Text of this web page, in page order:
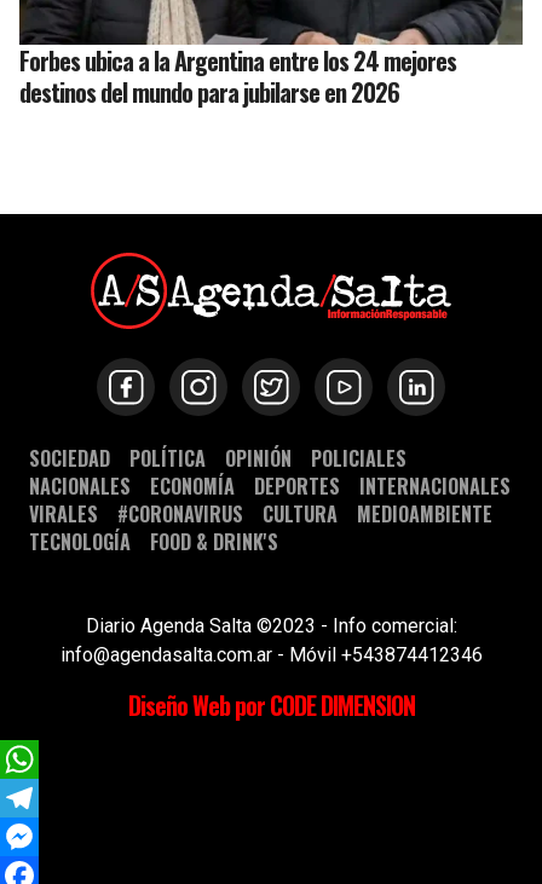
Forbes ubica a la Argentina entre los 24 mejores
destinos del mundo para jubilarse en 2026
SOCIEDAD POLÍTICA OPINIÓN
POLICIALES
NACIONALES
ECONOMÍA DEPORTES
INTERNACIONALES
VIRALES
#CORONAVIRUS CULTURA
MEDIOAMBIENTE
TECNOLOGÍA
FOOD & DRINK'S
Diario Agenda Salta ©2023 - Info comercial:
info@agendasalta.com.ar - Móvil +543874412346
Diseño Web por CODE DIMENSION
WhatsApp
Telegram
Messenger